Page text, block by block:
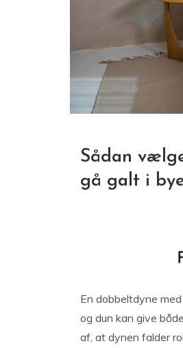
Sådan
gå galt i
En dobbeltdyne
og dun kan give
af, at dynen falder